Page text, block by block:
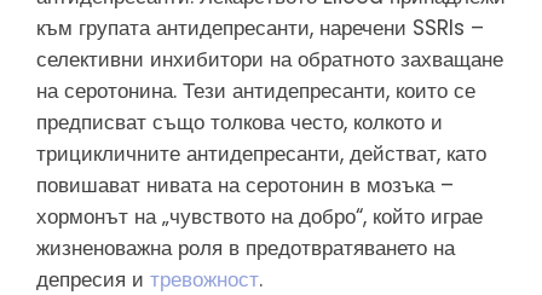
към групата антидепресанти, наречени SSRIs –
селективни инхибитори на обратното захващане
на серотонина. Тези антидепресанти, които се
предписват също толкова често, колкото и
трицикличните антидепресанти, действат, като
повишават нивата на серотонин в мозъка –
хормонът на „чувството на добро“, който играе
жизненоважна роля в предотвратяването на
депресия и тревожност.